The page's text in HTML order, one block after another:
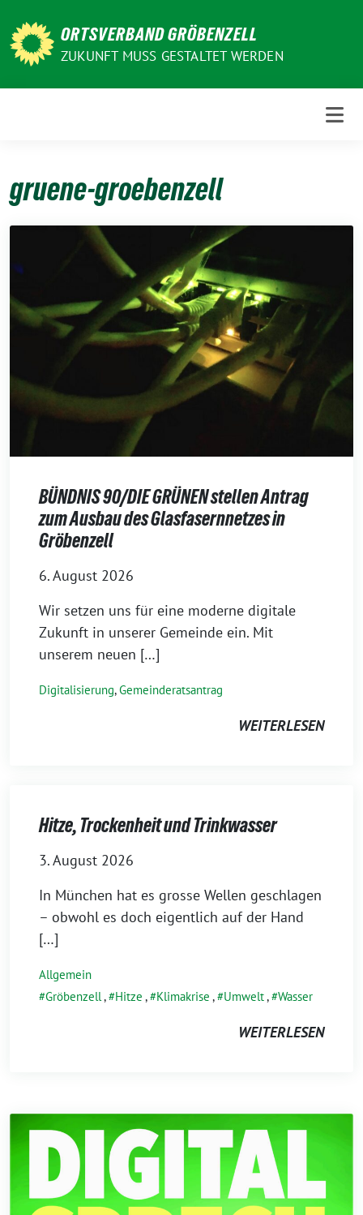
zum
Inhalt
ORTSVERBAND GRÖBENZELL
ZUKUNFT MUSS GESTALTET WERDEN
gruene-groebenzell
BÜNDNIS 90/DIE GRÜNEN stellen Antrag
zum Ausbau des Glasfasernnetzes in
Gröbenzell
6. August 2026
Wir setzen uns für eine moderne digitale
Zukunft in unserer Gemeinde ein. Mit
unserem neuen […]
Digitalisierung,Gemeinderatsantrag
WEITERLESEN
Hitze, Trockenheit und Trinkwasser
3. August 2026
In München hat es grosse Wellen geschlagen
– obwohl es doch eigentlich auf der Hand
[…]
Allgemein
Gröbenzell, Hitze , Klimakrise , Umwelt, Wasser
WEITERLESEN